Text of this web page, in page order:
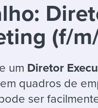
Or browse by
A flexible workplace
means new ways of
working. Pick up tips
EXPERT INSIGHTS
Get insights, guidance,
the know.
For your job search:
INTERVIEWS & ANSWERS
Typical interview
answers for each.
(f/
um Diretor
quadros de
ser